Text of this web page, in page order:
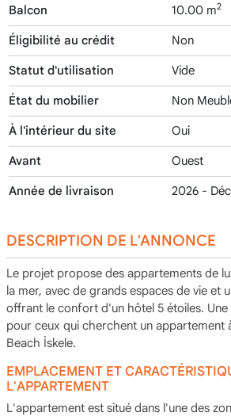
Balcon 10.00 m2
Éligibilité au crédit Non
Statut d'utilisation Vide
État du mobilier Non
À l'intérieur du site Oui
Avant Ouest
Année de livraison 2026 -
DESCRIPTION DE L'ANNONCE
Le projet propose des appartements de
la mer, avec de grands espaces de vie et
offrant le confort d'un hôtel 5 étoiles.
pour ceux qui cherchent un appartement
Beach İskele.
EMPLACEMENT ET
L'APPARTEMENT
L'appartement est situé dans l'une des